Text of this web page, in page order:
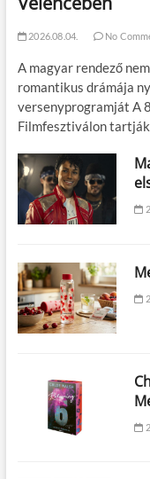
2026.08.04. No
A magyar rendező
romantikus drámája
versenyprogramját A
Filmfesztiválon